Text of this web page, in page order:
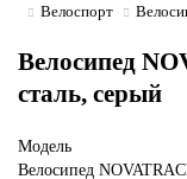
Велоспорт
Велосипед
сталь, серый
Модель
Велосипед